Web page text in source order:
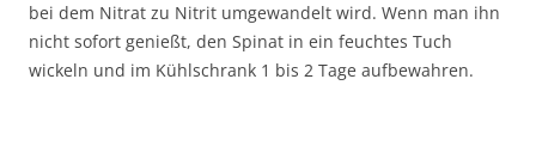
bei dem Nitrat zu Nitrit umgewandelt wird. Wenn man ihn
nicht sofort genießt, den Spinat in ein feuchtes Tuch
wickeln und im Kühlschrank 1 bis 2 Tage aufbewahren.